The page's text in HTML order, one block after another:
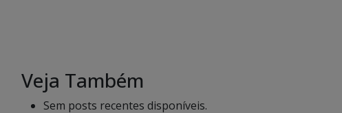
Veja Também
Sem posts recentes disponíveis.